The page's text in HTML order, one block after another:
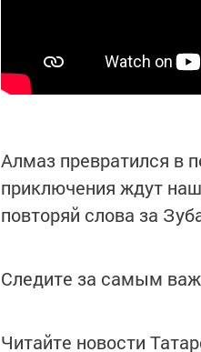
Алмаз превратился в
приключения ждут
повторяй слова за
Следите за самым
Читайте новости